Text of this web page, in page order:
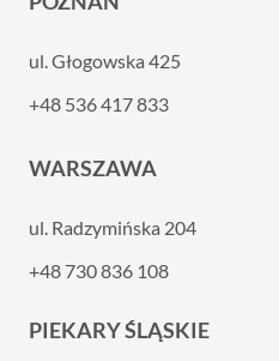
ul. Głogowska 425
+48 536 417 833
WARSZAWA
ul. Radzymińska 204
+48 730 836 108
PIEKARY ŚLĄSKIE